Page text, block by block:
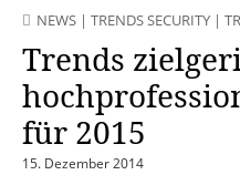
NEWS | TRENDS SECURITY |
Trends
für 2015
15. Dezember 2014